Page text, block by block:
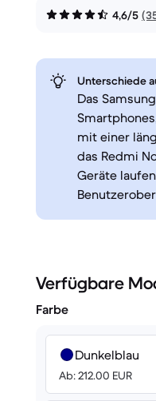
4,6/5
Unterschiede
Das
mit einer
das Redmi
Geräte
Verfügbare
Farbe
Dunkelblau
Ab: 212.00 EUR